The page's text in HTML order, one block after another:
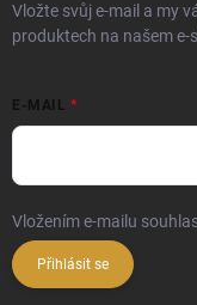
Vložte svůj e-mail a my
produktech na našem e-
E-MAIL
Vložením e-mailu
Přihlásit se